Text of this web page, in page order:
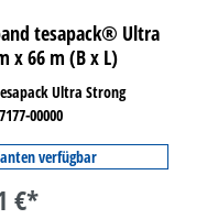
tesapack® Ultra
x 66 m (B x L)
Ultra Strong
00000
verfügbar
€*